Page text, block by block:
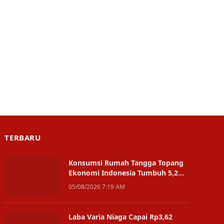
TERBARU
Konsumsi Rumah Tangga Topang
Ekonomi Indonesia Tumbuh 5,29
Persen
05/08/2026 7:19 AM
Laba Varia Niaga Capai Rp3,62